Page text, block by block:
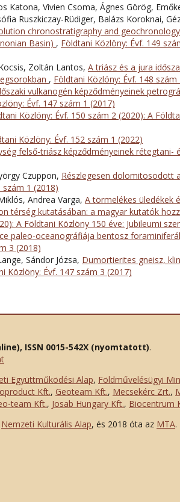
Katona, Vivien Csoma, Ágnes Görög,
Ruszkiczay-Rüdiger, Balázs Koroknai,
chronostratigraphy and
Basin) , Földtani Közlöny: Évf. 149
Zoltán Lantos, A triász és a jura
, Földtani Közlöny: Évf. 148 szám
vulkanogén képződményeinek
Évf. 147 szám 1 (2017)
Közlöny: Évf. 150 szám 2 (2020): A
Közlöny: Évf. 152 szám 1 (2022)
felső-triász képződményeinek rétegtani-
Czuppon, Részlegesen dolomitosodott
szám 1 (2018)
Andrea Varga, A törmelékes üledékek
térség kutatásában: a magyar kutatók
A Földtani Közlöny 150 éve: Jubileumi
paleo-oceanográfiája bentosz
3 (2018)
Sándor Józsa, Dumortierites gneisz,
Közlöny: Évf. 147 szám 3 (2017)
ISSN 0015-542X (nyomtatott).
Együttműködési Alap, Földművelésügyi
Kft., Geoteam Kft., Mecsekérc Zrt.,
team Kft., Josab Hungary Kft., Biocentrum
Nemzeti Kulturális Alap, és 2018 óta az MTA.